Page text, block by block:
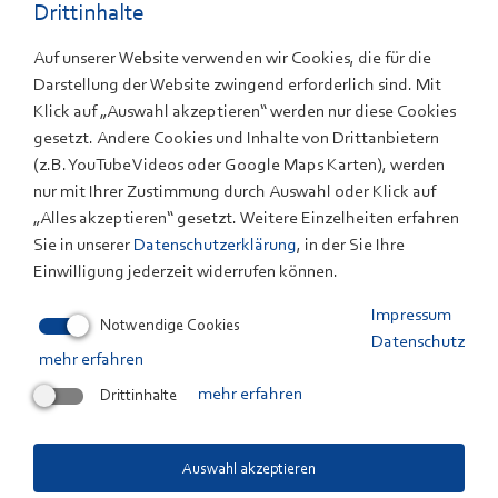
Download
Stellungnahme zum ersten
Fortschrittsbericht der
Bundesregierung für das
Berichtsjahr 2014
(pdf, 2 MB)
Baden-Württemberg - Schwerpunkt
Drittinhalte
Auf unserer Website verwenden wir Cookies, die für die
Darstellung der Website zwingend erforderlich sind. Mit
Klick auf „Auswahl akzeptieren“ werden nur diese Cookies
gesetzt. Andere Cookies und Inhalte von Drittanbietern
(z.B. YouTube Videos oder Google Maps Karten), werden
nur mit Ihrer Zustimmung durch Auswahl oder Klick auf
„Alles akzeptieren“ gesetzt. Weitere Einzelheiten erfahren
Sie in unserer Datenschutzerklärung, in der Sie Ihre
Einwilligung jederzeit widerrufen können.
Impressum
Datenschutz
Notwendige Cookies
mehr erfahren
Drittinhalte
mehr erfahren
Auswahl akzeptieren